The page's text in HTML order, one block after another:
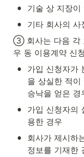
• 기술 상 지장이
•
기타 회사의 사
③ 회사는 다음 각
우 동 이용계약 신
•
가입 신청자가
을 상실한 적이
승낙을 얻은
•
가입 신청자의
용한 경우
•
회사가 제시하
정보를 기재한